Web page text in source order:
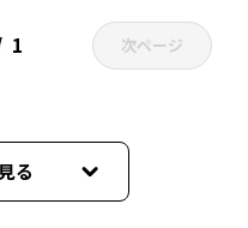
1 次ページ
る